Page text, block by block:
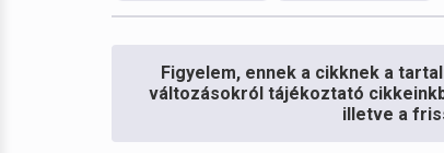
Figyelem, ennek a cikknek a
változásokról tájékoztató
illetve a